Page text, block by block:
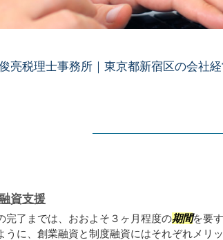
亮税理士事務所｜東京都新宿区の会社
資支援
完了までは、おおよそ３ヶ月程度の期間を要
うに、創業融資と制度融資にはそれぞれメリ